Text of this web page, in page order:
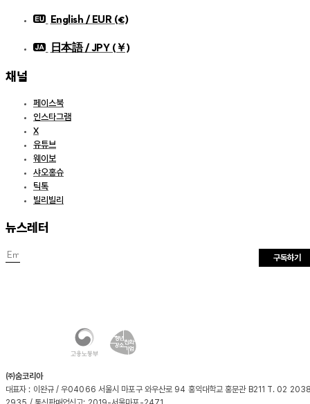
English / EUR (€)
日本語 / JPY (￥)
채널
페이스북
인스타그램
X
유튜브
웨이보
샤오홍슈
틱톡
빌리빌리
뉴스레터
구독하기
㈜숨코리아
대표자 : 이완규 / 우04066 서울시 마포구 와우산로 94 홍익대학교 홍문관 B211 T. 02